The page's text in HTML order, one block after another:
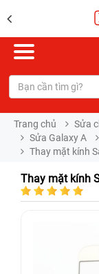
Trang chủ Sửa
Sửa Galaxy A
Thay mặt kính
Thay mặt kính